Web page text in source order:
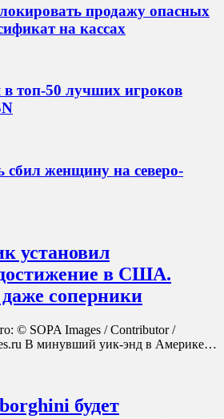
продажу опасных
на кассах
в топ-50 лучших игроков
сбил женщину на северо-
установил
в США.
соперники
© SOPA Images / Contributor /
В минувший уик-энд в Америке…
будет